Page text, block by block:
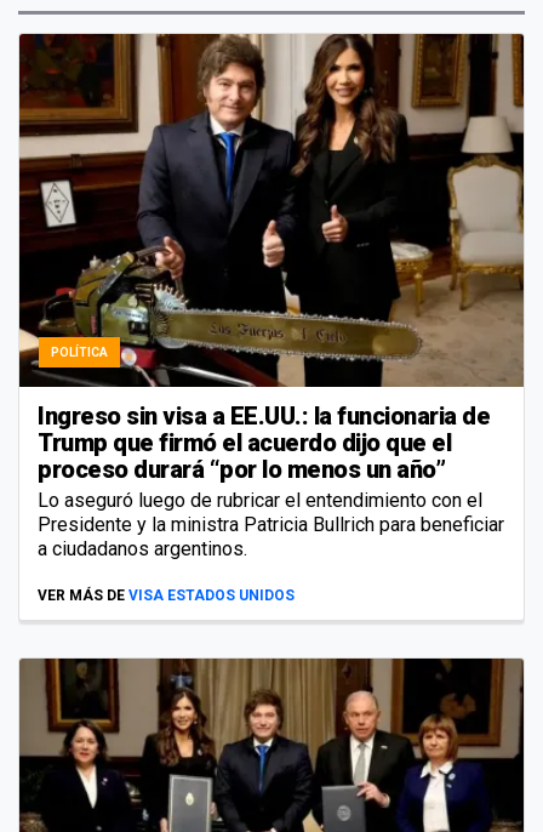
POLÍTICA
Ingreso sin visa a EE.UU.: la funcionaria de
Trump que firmó el acuerdo dijo que el
proceso durará “por lo menos un año”
Lo aseguró luego de rubricar el entendimiento con el
Presidente y la ministra Patricia Bullrich para beneficiar
a ciudadanos argentinos.
VER MÁS DE VISA ESTADOS UNIDOS